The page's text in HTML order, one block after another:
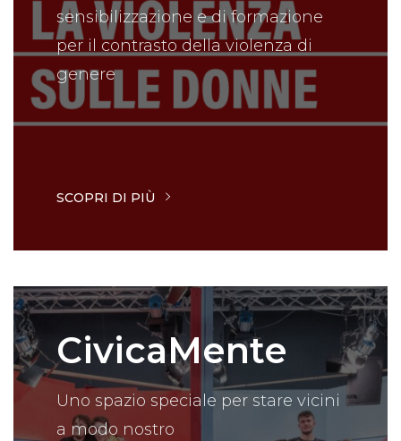
sensibilizzazione e di formazione
per il contrasto della violenza di
genere
SCOPRI DI PIÙ
CivicaMente
Uno spazio speciale per stare vicini
a modo nostro